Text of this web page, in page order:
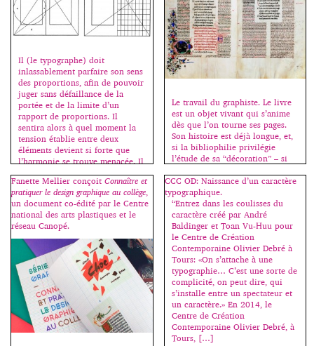
rapport d’échelle, une relation
entre le corps et l’objet. Avant
l’imprimerie, la lecture se fait
souvent en “face à face” : le
j’inaugure ma rubrique “des
livres”. Il n’est pas dans mon
intention de chroniquer toutes
les sorties en relation avec la
typographie, mais seulement les
indispensables, les nécessaires.
Moi-même, j’achète assez peu de
livres sur le sujet ; si beaucoup
année, assez peu sont
importants. Et c’est sur ceux-là
que […]
Il (le typographe) doit
inlassablement parfaire son sens
des proportions, afin de pouvoir
juger sans défaillance de la
portée et de la limite d’un
rapport de proportions. Il
sentira alors à quel moment la
tension établie entre deux
éléments devient si forte que
l’harmonie se trouve menacée. Il
apprendra à éviter les rapports
sans tension […]
Le travail du graphiste. Le livre
est un objet vivant qui s’anime
dès que l’on tourne ses pages.
Son histoire est déjà longue, et,
si la bibliophilie privilégie
l’étude de sa “décoration” – si
souvent de mettre en lumière un
autre aspect beaucoup plus
modeste mais tout aussi
intéressant : son […]
Fanette Mellier conçoit Connaître et
pratiquer le design graphique au collège,
un document co-édité par le Centre
national des arts plastiques et le
réseau Canopé.
CCC OD: Naissance d’un caractère
typographique.
“Entrez dans les coulisses du
caractère créé par André
Baldinger et Toan Vu-Huu pour
le Centre de Création
Contemporaine Olivier Debré à
Tours: «On s’attache à une
typographie… C’est une sorte de
complicité, on peut dire, qui
s’installe entre un spectateur et
un caractère.» En 2014, le
Centre de Création
Contemporaine Olivier Debré, à
Tours, […]